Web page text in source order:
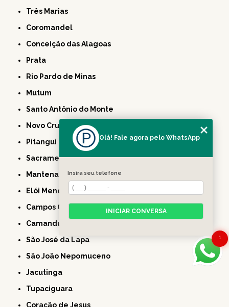
Três Marias
Coromandel
Conceição das Alagoas
Prata
Rio Pardo de Minas
Mutum
Santo Antônio do Monte
Novo Cruzeiro
Pitangui
Sacramento
Mantena
Elói Mendes
Campos Gerais
Camanducaia
São José da Lapa
São João Nepomuceno
Jacutinga
Tupaciguara
Coração de Jesus
1
Olá! Fale agora pelo WhatsApp
Insira seu telefone
INICIAR CONVERSA